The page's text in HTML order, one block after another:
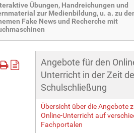
Übungen, Handreichungen und
zur Medienbildung, u. a. zu
Fake News und Recherche mit
Angebote für den
Unterricht in der Zeit
Schulschließung
Übersicht über die Angebote
Online-Unterricht auf
Fachportalen